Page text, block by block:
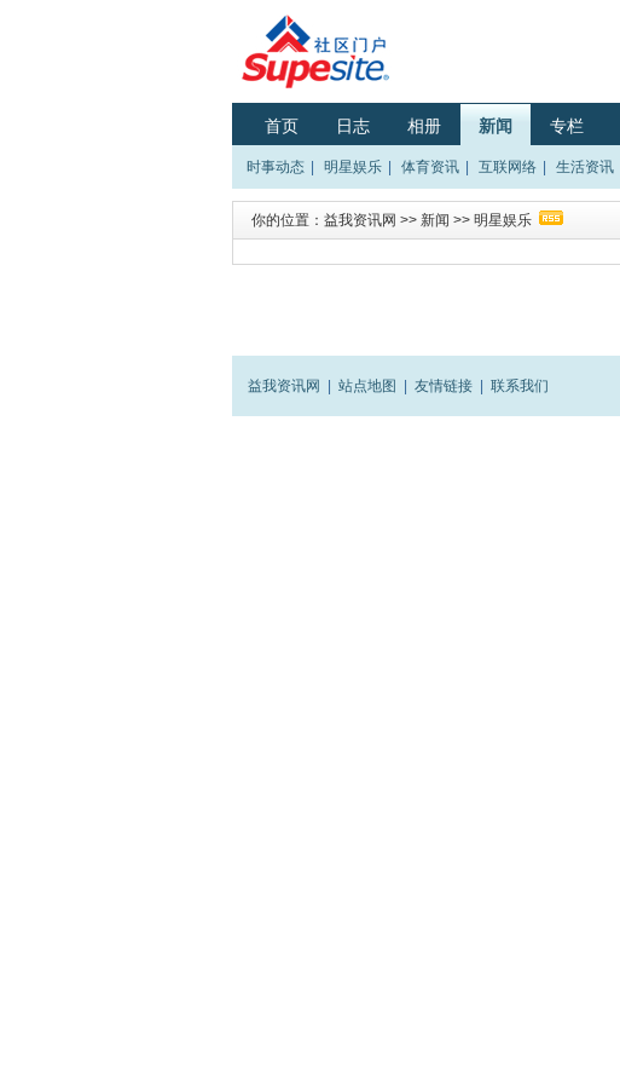
首页 日志 相册 新闻 专栏
时事动态 明星娱乐 体育资讯 互联网络 生活资讯
你的位置： 益我资讯网 >> 新闻 >> 明星娱乐
益我资讯网 站点地图 友情链接 联系我们